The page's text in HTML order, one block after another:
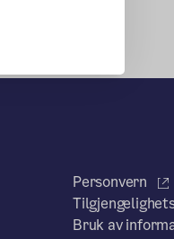
Personvern
Bruk av